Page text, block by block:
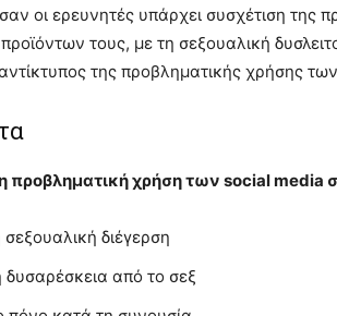
οι ερευνητές υπάρχει συσχέτιση της
τους, με τη σεξουαλική
της προβληματικής χρήσης
η προβληματική χρήση των social media
διέγερση
από το σεξ